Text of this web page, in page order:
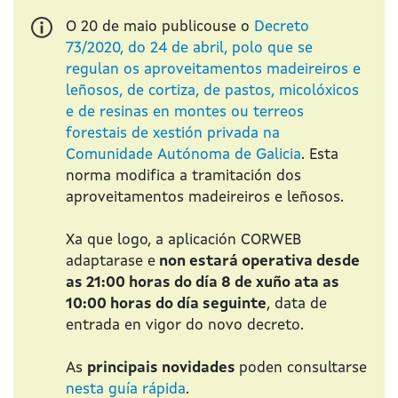
O 20 de maio publicouse o Decreto
73/2020, do 24 de abril, polo que se
regulan os aproveitamentos madeireiros e
leñosos, de cortiza, de pastos, micolóxicos
e de resinas en montes ou terreos
forestais de xestión privada na
Comunidade Autónoma de Galicia. Esta
norma modifica a tramitación dos
aproveitamentos madeireiros e leñosos.
Xa que logo, a aplicación CORWEB
adaptarase e non estará operativa desde
as 21:00 horas do día 8 de xuño ata as
10:00 horas do día seguinte, data de
entrada en vigor do novo decreto.
As principais novidades poden consultarse
nesta guía rápida.